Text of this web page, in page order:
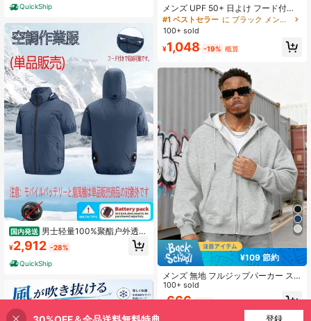
QuickShip
国内発送 男士轻量100%聚酯户外透气
短袖衬衫 - 夏季活动、徒步旅行、骑
行及钓鱼专用，带口袋，可机洗宽松
款蓝色休闲上衣，不含风扇和电源
¥2,912 -28%
QuickShip
メンズ UPF 50+ 日よけ フード付き
長袖シャツ、日よけ水着、釣りアウ
トドア UVカット 軽量シャツ スポー
#1 ベストセラー
に ブラック メンズスポーツジャケット
100+ sold
¥1,048 -19% 概算
¥109 節約
メンズ 無地 フルジップパーカー ス
ウェットシャツ 多ポケット、アウト
ドア デイリー着用、春秋スポーツ用
100+ sold
666
登録